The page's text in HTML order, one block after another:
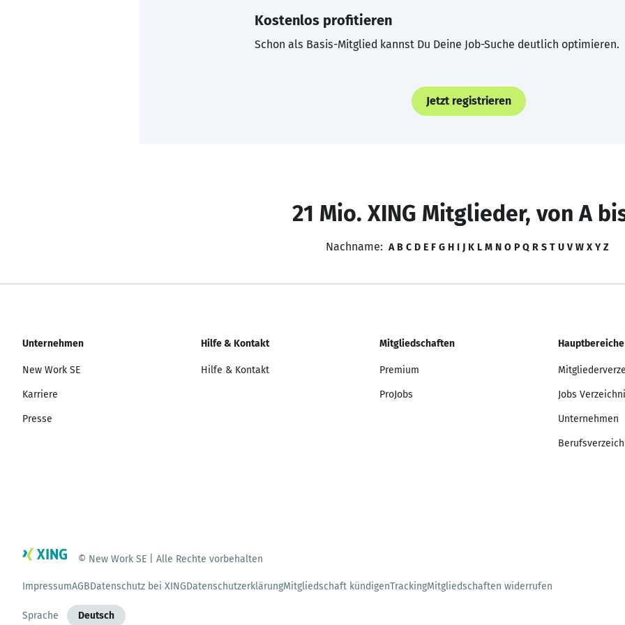
Kostenlos profitieren
Schon als Basis-Mitglied kannst Du Deine Job-Suche deutlich optimieren.
Jetzt registrieren
21 Mio. XING Mitglieder, von A
Nachname: A B C D E F G H I J K L M N O P Q R S T U V W X Y Z
Unternehmen
New Work SE
Karriere
Presse
Hilfe & Kontakt
Hilfe & Kontakt
Mitgliedschaften
Premium
ProJobs
Hauptbereiche
Jobs
Unternehmen
© New Work SE | Alle Rechte vorbehalten
ImpressumAGBDatenschutz bei XINGDatenschutzerklärungMitgliedschaft kündigenTrackingMitgliedschaften widerrufen
Sprache Deutsch